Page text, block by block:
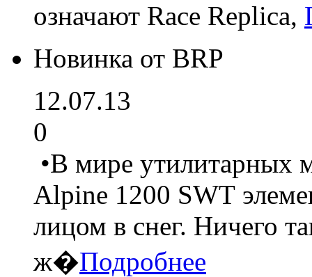
означают Race Replica,
Новинка от BRP
12.07.13
0
•В мире утилитарных
Alpine 1200 SWT
лицом в снег. Ничего
ж�Подробнее